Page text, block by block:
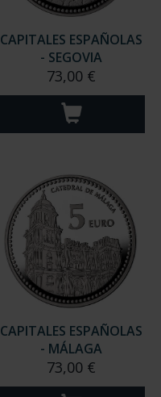
CAPITALES ESPAÑOLAS
- SEGOVIA
73,00 €
CAPITALES ESPAÑOLAS
- MÁLAGA
73,00 €